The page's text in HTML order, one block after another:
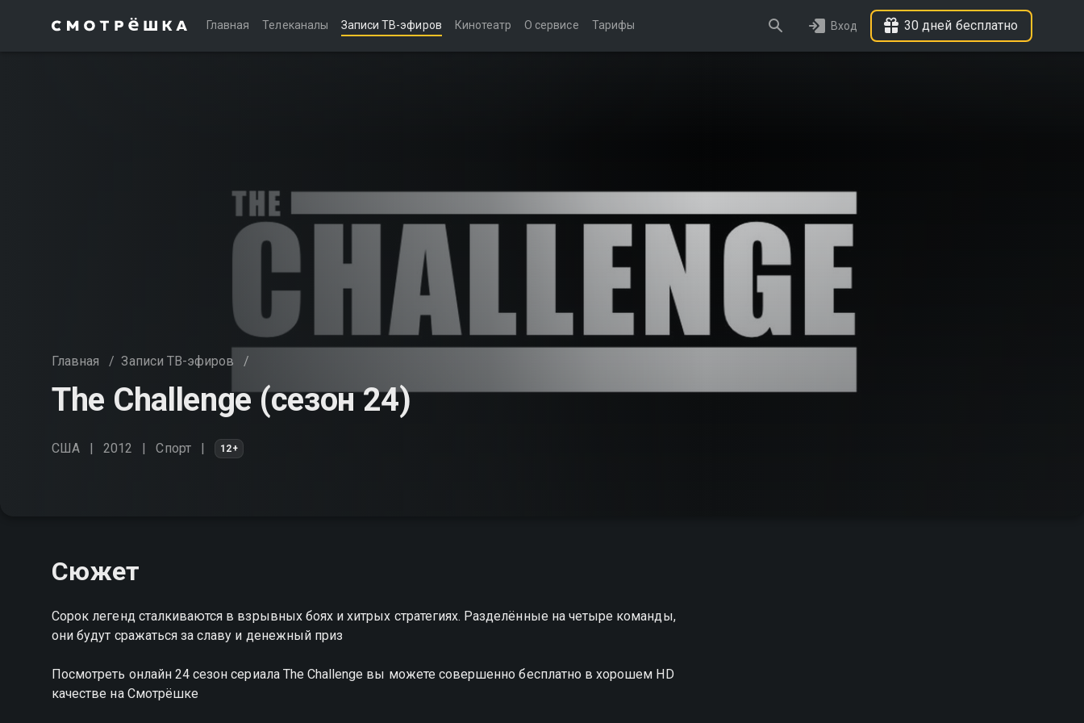
Главная Телеканалы Записи ТВ-эфиров Кинотеатр О сервисе Тарифы Вход 30 дней бесплатно
Главная / Записи ТВ-эфиров /
The Challenge (сезон 24)
США 2012 Спорт 12+
Сюжет
Сорок легенд сталкиваются в взрывных боях и хитрых стратегиях. Разделённые на четыре команды,
они будут сражаться за славу и денежный приз
Посмотреть онлайн 24 сезон сериала The Challenge вы можете совершенно бесплатно в хорошем HD
качестве на Смотрёшке